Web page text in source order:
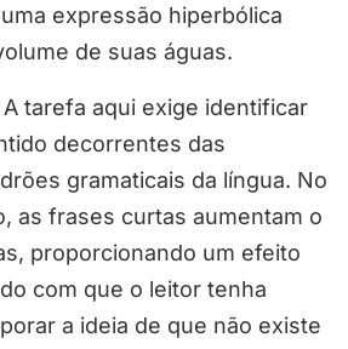
expressão hiperbólica
de suas águas.
A tarefa aqui exige identificar
decorrentes das
gramaticais da língua. No
as frases curtas aumentam o
proporcionando um efeito
com que o leitor tenha
a ideia de que não existe